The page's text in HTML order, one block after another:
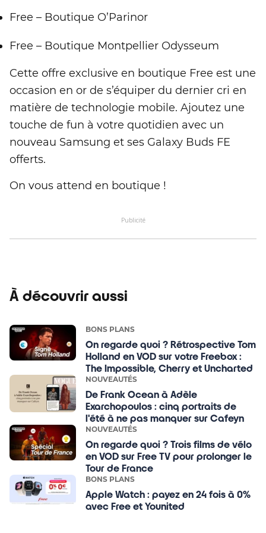
Free – Boutique O’Parinor
Free – Boutique Montpellier Odysseum
Cette offre exclusive en boutique Free est une
occasion en or de s’équiper du dernier cri en
matière de technologie mobile. Ajoutez une
touche de fun à votre quotidien avec un
nouveau Samsung et ses Galaxy Buds FE
offerts.
On vous attend en boutique !
Publicité
À découvrir aussi
BONS PLANS
On regarde quoi ? Rétrospective Tom
Holland en VOD sur votre Freebox :
The Impossible, Cherry et Uncharted
NOUVEAUTÉS
De Frank Ocean à Adèle
Exarchopoulos : cinq portraits de
l'été à ne pas manquer sur Cafeyn
NOUVEAUTÉS
On regarde quoi ? Trois films de vélo
en VOD sur Free TV pour prolonger le
Tour de France
BONS PLANS
Apple Watch : payez en 24 fois à 0%
avec Free et Younited